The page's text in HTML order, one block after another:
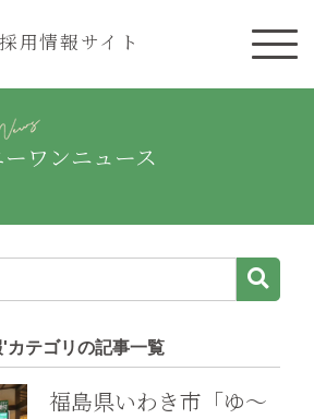
エーワン
採用情報サイト
ワンニュース
カテゴリの記事一覧
福島県いわき市「ゆ〜